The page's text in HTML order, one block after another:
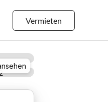
Vermieten